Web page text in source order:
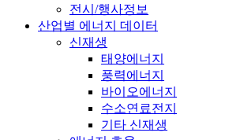
전시/행사정보
산업별 에너지 데이터
신재생
태양에너지
풍력에너지
바이오에너지
수소연료전지
기타 신재생